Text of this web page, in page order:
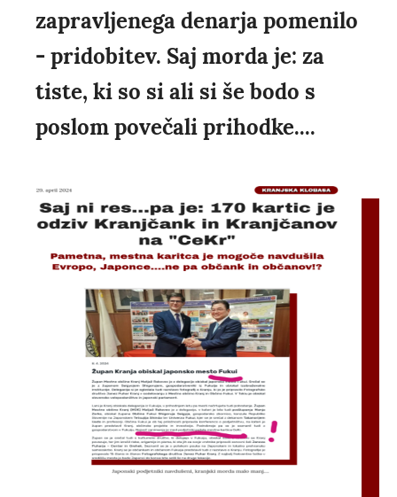
zapravljenega denarja pomenilo
- pridobitev. Saj morda je: za
tiste, ki so si ali si še bodo s
poslom povečali prihodke....